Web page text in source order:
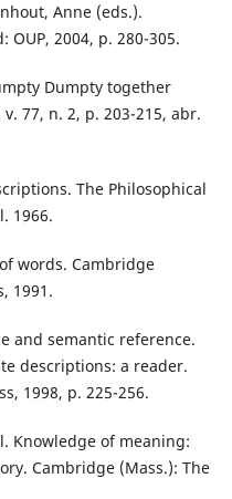
Anne (eds.).
OUP, 2004, p. 280-305.
Dumpty together
77, n. 2, p. 203-215, abr.
The Philosophical
1966.
words. Cambridge
1991.
and semantic reference.
descriptions: a reader.
1998, p. 225-256.
Knowledge of meaning:
Cambridge (Mass.): The